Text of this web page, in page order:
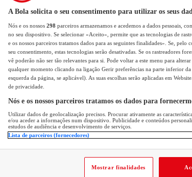
A Bola solicita o seu consentimento para utilizar os seus
Nós e os nossos 298 parceiros armazenamos e acedemos a dados pessoais,
no seu dispositivo. Se selecionar «Aceito», permite que as tecnologias de
e os nossos parceiros tratamos dados para as seguintes finalidades». Se,
seu consentimento, estas tecnologias serão desativadas. Se os rastreadores
vê poderão não ser tão relevantes para si. Pode voltar a este menu para
qualquer momento clicando na ligação Gerir preferências na parte inferior
esquerda da página, se aplicável). As suas escolhas serão aplicadas em
de privacidade.
Nós e os nossos parceiros tratamos os dados para
Utilizar dados de geolocalização precisos. Procurar ativamente as
e/ou aceder a informações num dispositivo. Publicidade e conteúdos
estudos de audiência e desenvolvimento de serviços.
Lista de parceiros (fornecedores)
Mostrar finalidades